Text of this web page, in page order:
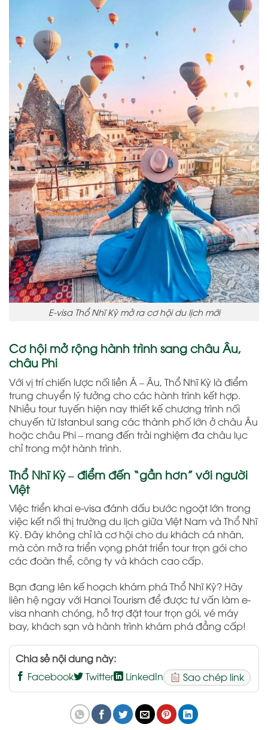
E-visa Thổ Nhĩ Kỳ mở ra cơ hội du lịch mới
Cơ hội mở rộng hành trình sang châu Âu,
châu Phi
Với vị trí chiến lược nối liền Á – Âu, Thổ Nhĩ Kỳ là điểm
trung chuyển lý tưởng cho các hành trình kết hợp.
Nhiều tour tuyến hiện nay thiết kế chương trình nối
chuyến từ Istanbul sang các thành phố lớn ở châu Âu
hoặc châu Phi – mang đến trải nghiệm đa châu lục
chỉ trong một hành trình.
Thổ Nhĩ Kỳ – điểm đến “gần hơn” với người
Việt
Việc triển khai e-visa đánh dấu bước ngoặt lớn trong
việc kết nối thị trường du lịch giữa Việt Nam và Thổ Nhĩ
Kỳ. Đây không chỉ là cơ hội cho du khách cá nhân,
mà còn mở ra triển vọng phát triển tour trọn gói cho
các đoàn thể, công ty và khách cao cấp.
Bạn đang lên kế hoạch khám phá Thổ Nhĩ Kỳ? Hãy
liên hệ ngay với Hanoi Tourism để được tư vấn làm e-
visa nhanh chóng, hỗ trợ đặt tour trọn gói, vé máy
bay, khách sạn và hành trình khám phá đẳng cấp!
Chia sẻ nội dung này:
Facebook
Twitter LinkedIn Sao chép link